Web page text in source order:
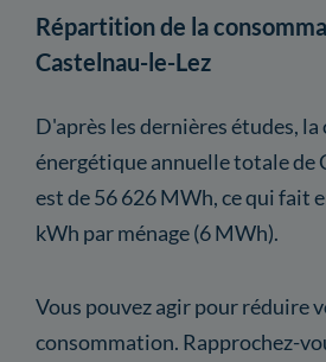
Répartition de la
Castelnau-le-Lez
D'après les dernières études,
énergétique annuelle totale de
est de 56 626 MWh, ce qui fait
kWh par ménage (6 MWh).
Vous pouvez agir pour réduire
consommation. Rapprochez-